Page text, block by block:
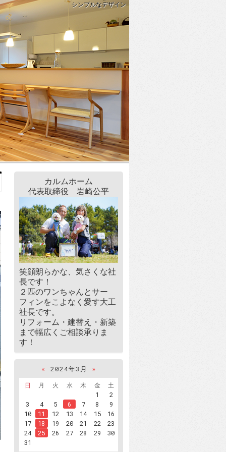
シンプルなデザイン
カルムホーム
代表取締役 岩崎公平
笑顔朗らかな、気さくな社
長です！
２匹のワンちゃんとサー
フィンをこよなく愛す大工
社長です。
リフォーム・建替え・新築
まで幅広くご相談承りま
す！
« 2024年3月
»
日
月 火 水 木 金
土
1
2
3
4 5 6 7 8
9
10
11 12 13 14 15
16
17
18 19 20 21 22
23
24
25 26 27 28 29
30
31